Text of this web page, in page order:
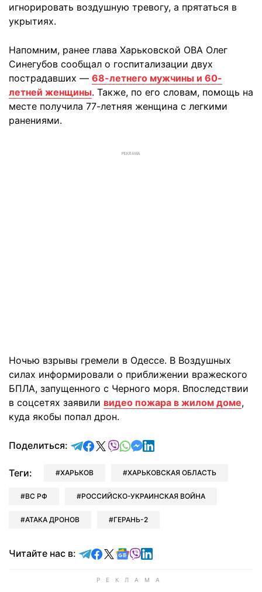
игнорировать воздушную тревогу, а прятаться в
укрытиях.
Напомним, ранее глава Харьковской ОВА Олег
Синегубов сообщал о госпитализации двух
пострадавших — 68-летнего мужчины и 60-
летней женщины. Также, по его словам, помощь на
месте получила 77-летняя женщина с легкими
ранениями.
РЕКЛАМА
Ночью взрывы гремели в Одессе. В Воздушных
силах информировали о приближении вражеского
БПЛА, запущенного с Черного моря. Впоследствии
в соцсетях заявили видео пожара в жилом доме,
куда якобы попал дрон.
Поделиться: отправить в Telegram
поделиться в Facebook
поделиться в X
отправить в Viber
отправить в Whatsapp
отправить в Messenger
отправить в LinkedIn
Теги: ХАРЬКОВ ХАРЬКОВСКАЯ ОБЛАСТЬ
ВС РФ РОССИЙСКО-УКРАИНСКАЯ ВОЙНА
АТАКА ДРОНОВ ГЕРАНЬ-2
Читайте нас в: Читайте в Telegram
Читайте в Facebook
Читайте в X
Читайте в Google news
Читайте в Viber
Читайте в LinkedIn